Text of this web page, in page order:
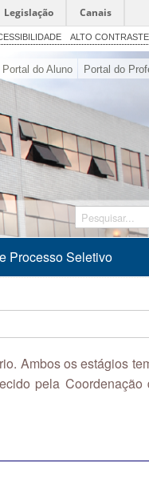
Legislação Canais
ALTO CONTRASTE
Portal do Aluno Portal do
Processo Seletivo
Ambos os estágios
pela Coordenação